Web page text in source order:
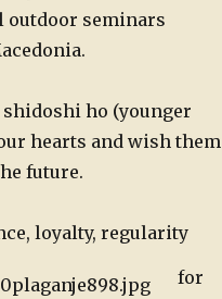
outdoor seminars
ho (younger
hearts and wish them
future.
loyalty, regularity
for